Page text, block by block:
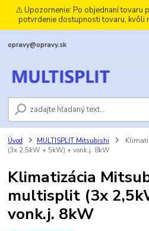
⚠️ Upozornenie: Po objednaní tovaru
potvrdenie dostupnosti tovaru, kvôli
opravy@opravy.sk
Úvod MULTISPLIT Mitsubishi
(3x 2,5kW + 5kW) + vonk.j. 8kW
Klimatizácia
multisplit (3x
vonk.j. 8kW